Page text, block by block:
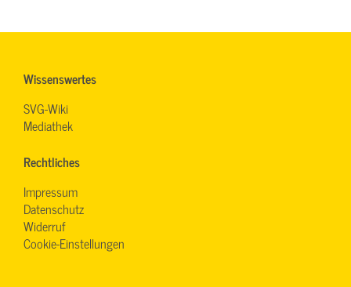
Wissenswertes
SVG-Wiki
Mediathek
Rechtliches
Impressum
Datenschutz
Widerruf
Cookie-Einstellungen